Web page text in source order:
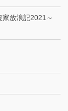
放浪記2021～